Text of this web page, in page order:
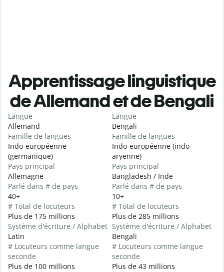
Apprentissage linguistique
de Allemand et de Bengali
Langue
Allemand
Famille de langues
Indo-européenne
(germanique)
Pays principal
Allemagne
Parlé dans # de pays
40+
# Total de locuteurs
Plus de 175 millions
Système d'écriture / Alphabet
Latin
# Locuteurs comme langue
seconde
Plus de 100 millions
Langue
Bengali
Famille de langues
Indo-européenne (indo-
aryenne)
Pays principal
Bangladesh / Inde
Parlé dans # de pays
10+
# Total de locuteurs
Plus de 285 millions
Système d'écriture / Alphabet
Bengali
# Locuteurs comme langue
seconde
Plus de 43 millions